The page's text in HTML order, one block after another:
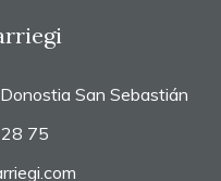
San Sebastián
75